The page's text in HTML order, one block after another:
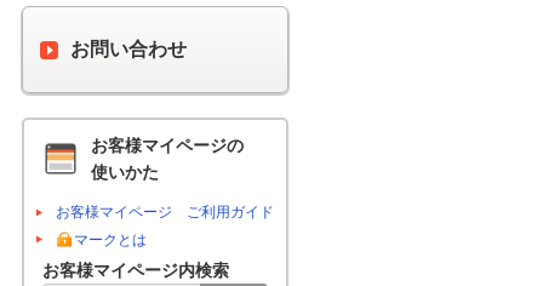
お問い合わせ
お客様マイページの
使いかた
お客様マイページ ご利用ガイド
マークとは
お客様マイページ内検索